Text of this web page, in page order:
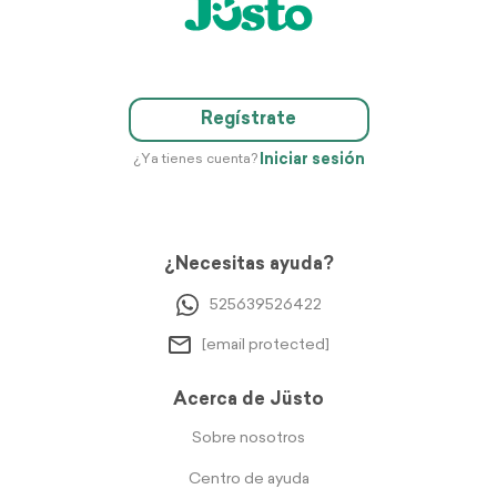
Regístrate
¿Ya tienes cuenta? Iniciar sesión
¿Necesitas ayuda?
525639526422
[email protected]
Acerca de Jüsto
Sobre nosotros
Centro de ayuda